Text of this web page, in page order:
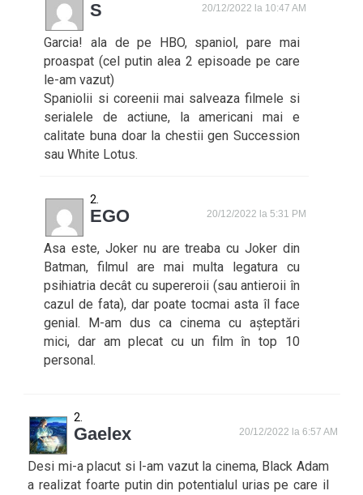
S 20/12/2022 la 10:47 AM
Garcia! ala de pe HBO, spaniol, pare mai
proaspat (cel putin alea 2 episoade pe care
le-am vazut)
Spaniolii si coreenii mai salveaza filmele si
serialele de actiune, la americani mai e
calitate buna doar la chestii gen Succession
sau White Lotus.
EGO 20/12/2022 la 5:31 PM
Asa este, Joker nu are treaba cu Joker din
Batman, filmul are mai multa legatura cu
psihiatria decât cu supereroii (sau antieroii în
cazul de fata), dar poate tocmai asta îl face
genial. M-am dus ca cinema cu așteptări
mici, dar am plecat cu un film în top 10
personal.
Gaelex 20/12/2022 la 6:57 AM
Desi mi-a placut si l-am vazut la cinema, Black Adam
a realizat foarte putin din potentialul urias pe care il